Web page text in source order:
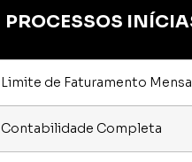
PROCESSOS
Limite de Faturamento
Contabilidade Completa